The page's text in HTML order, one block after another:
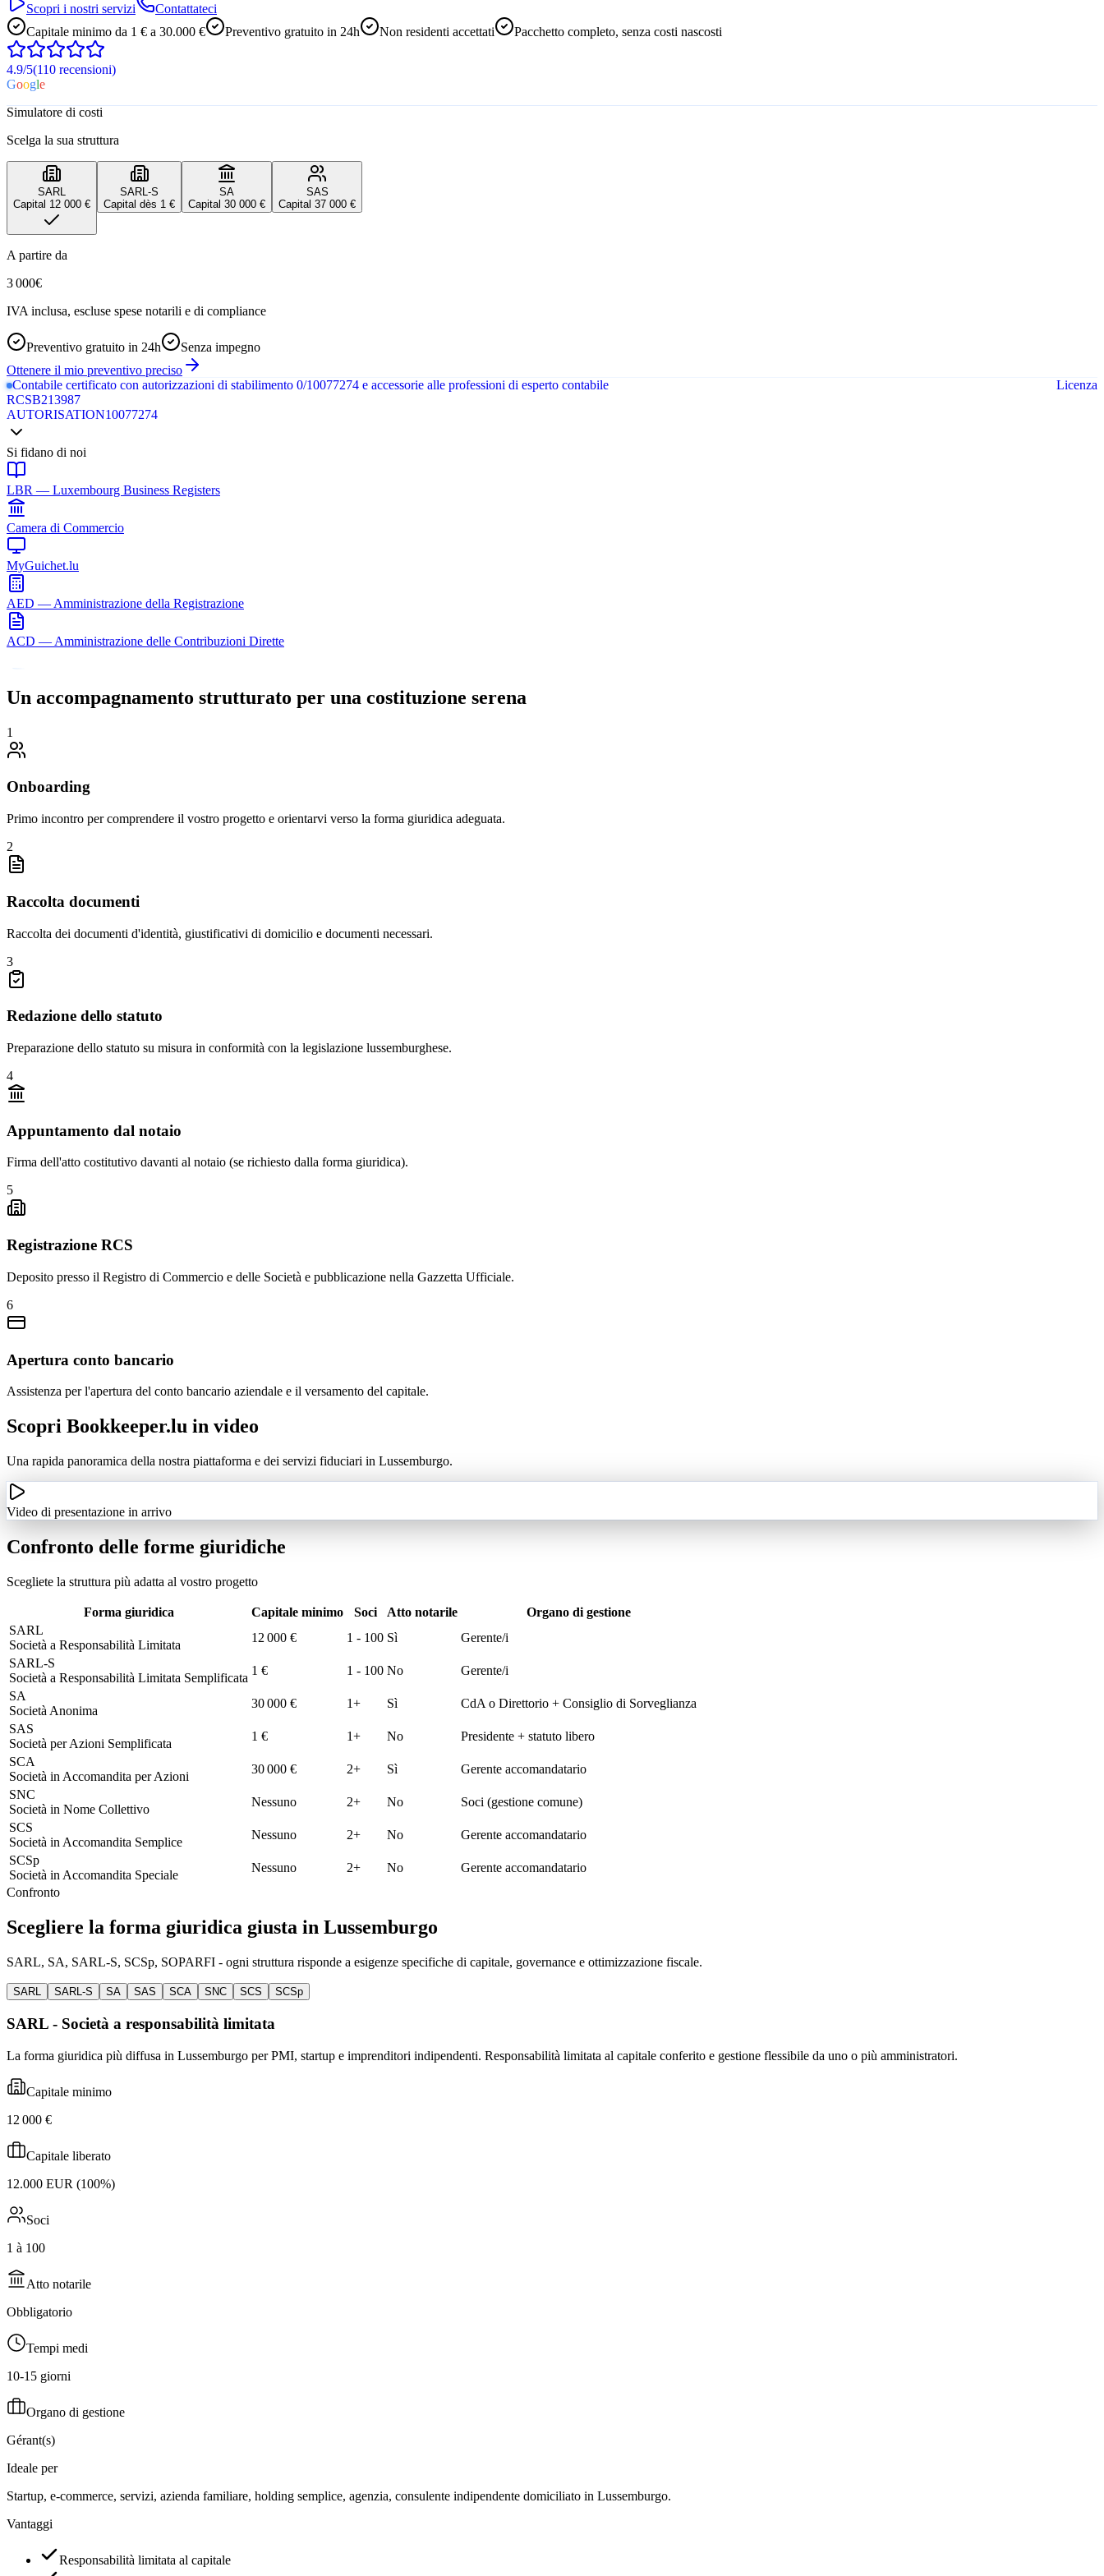
Scopri i nostri servizi
Contattateci
Capitale minimo da 1 € a 30.000 €
Preventivo gratuito in 24h Non residenti accettati Pacchetto completo, senza costi nascosti
4.9/5(110 recensioni)
Google
Simulatore di costi
Scelga la sua struttura
SARL
Capital 12 000 €
SARL-S
Capital dès 1 €
SA
Capital 30 000 €
SAS
Capital 37 000 €
A partire da
3 000€
IVA inclusa, escluse spese notarili e di compliance
Preventivo gratuito in 24h
Senza impegno
Ottenere il mio preventivo preciso
Contabile certificato con autorizzazioni di stabilimento 0/10077274 e accessorie alle professioni di esperto contabile
Licenza
RCSB213987
AUTORISATION10077274
Si fidano di noi
LBR — Luxembourg Business Registers
Camera di Commercio
MyGuichet.lu
AED — Amministrazione della Registrazione
ACD — Amministrazione delle Contribuzioni Dirette
Un accompagnamento strutturato per una costituzione serena
1
Onboarding
Primo incontro per comprendere il vostro progetto e orientarvi verso la forma giuridica adeguata.
2
Raccolta documenti
Raccolta dei documenti d'identità, giustificativi di domicilio e documenti necessari.
3
Redazione dello statuto
Preparazione dello statuto su misura in conformità con la legislazione lussemburghese.
4
Appuntamento dal notaio
Firma dell'atto costitutivo davanti al notaio (se richiesto dalla forma giuridica).
5
Registrazione RCS
Deposito presso il Registro di Commercio e delle Società e pubblicazione nella Gazzetta Ufficiale.
6
Apertura conto bancario
Assistenza per l'apertura del conto bancario aziendale e il versamento del capitale.
Scopri Bookkeeper.lu in video
Una rapida panoramica della nostra piattaforma e dei servizi fiduciari in Lussemburgo.
Video di presentazione in arrivo
Confronto delle forme giuridiche
Scegliete la struttura più adatta al vostro progetto
Forma giuridica Capitale minimo Soci Atto notarile
Organo di gestione
SARL
Società a Responsabilità Limitata
12 000 € 1 - 100 Sì
Gerente/i
SARL-S
Società a Responsabilità Limitata Semplificata
1 € 1 - 100 No
Gerente/i
SA
Società Anonima
30 000 € 1+ Sì
CdA o Direttorio + Consiglio di Sorveglianza
SAS
Società per Azioni Semplificata
1 € 1+ No
Presidente + statuto libero
SCA
Società in Accomandita per Azioni
30 000 € 2+ Sì
Gerente accomandatario
SNC
Società in Nome Collettivo
Nessuno 2+ No
Soci (gestione comune)
SCS
Società in Accomandita Semplice
Nessuno 2+ No
Gerente accomandatario
SCSp
Società in Accomandita Speciale
Nessuno 2+ No
Gerente accomandatario
Confronto
Scegliere la forma giuridica giusta in Lussemburgo
SARL, SA, SARL-S, SCSp, SOPARFI - ogni struttura risponde a esigenze specifiche di capitale, governance e ottimizzazione fiscale.
SARL SARL-S SA SAS SCA SNC SCS SCSp
SARL - Società a responsabilità limitata
La forma giuridica più diffusa in Lussemburgo per PMI, startup e imprenditori indipendenti. Responsabilità limitata al capitale conferito e gestione flessibile da uno o più amministratori.
Capitale minimo
12 000 €
Capitale liberato
12.000 EUR (100%)
Soci
1 à 100
Atto notarile
Obbligatorio
Tempi medi
10-15 giorni
Organo di gestione
Gérant(s)
Ideale per
Startup, e-commerce, servizi, azienda familiare, holding semplice, agenzia, consulente indipendente domiciliato in Lussemburgo.
Vantaggi
Responsabilità limitata al capitale